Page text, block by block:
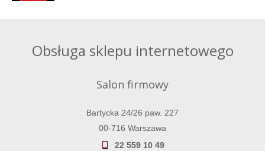
Obsługa sklepu internetowego
Salon firmowy
Bartycka 24/26 paw. 227
00-716 Warszawa
22 559 10 49